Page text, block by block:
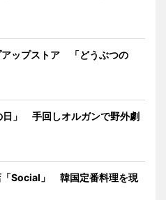
アップストア 「どうぶつの
日」 手回しオルガンで野外劇
「Social」 韓国定番料理を現